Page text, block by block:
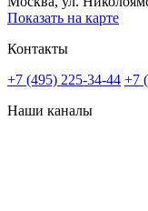
Показать на карте
Контакты
+7 (495) 225-34-44 +7
Наши каналы